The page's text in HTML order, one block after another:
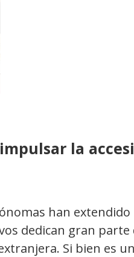
la
han extendido
dedican gran parte
Si bien es